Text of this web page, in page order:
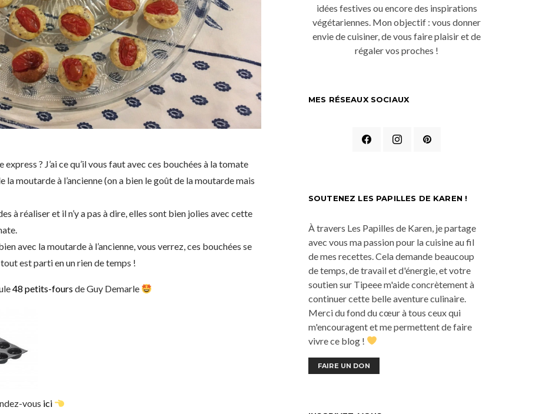
? J’ai ce qu’il vous faut avec ces bouchées à la tomate
moutarde à l’ancienne (on a bien le goût de la moutarde mais
à réaliser et il n’y a pas à dire, elles sont bien jolies avec cette
avec la moutarde à l’ancienne, vous verrez, ces bouchées se
est parti en un rien de temps !
48 petits-fours de Guy Demarle
vous ici
idées festives ou encore des inspirations
végétariennes. Mon objectif : vous donner
envie de cuisiner, de vous faire plaisir et de
régaler vos proches !
MES RÉSEAUX SOCIAUX
SOUTENEZ LES PAPILLES DE KAREN !
À travers Les Papilles de Karen, je partage
avec vous ma passion pour la cuisine au fil
de mes recettes. Cela demande beaucoup
de temps, de travail et d'énergie, et votre
soutien sur Tipeee m'aide concrètement à
continuer cette belle aventure culinaire.
Merci du fond du cœur à tous ceux qui
m'encouragent et me permettent de faire
vivre ce blog !
FAIRE UN DON